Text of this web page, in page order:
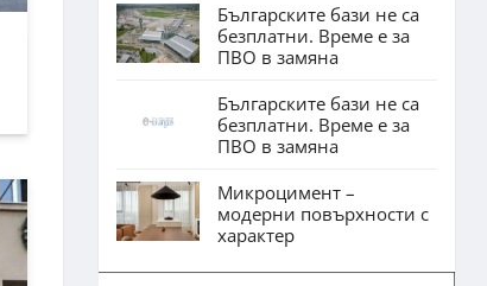
Българските бази не са
безплатни. Време е за
ПВО в замяна
Българските бази не са
безплатни. Време е за
ПВО в замяна
Микроцимент –
модерни повърхности с
характер